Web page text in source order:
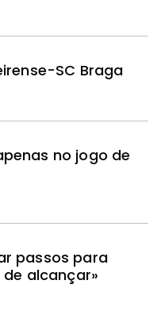
SC Braga
no jogo de
passos para
alcançar»